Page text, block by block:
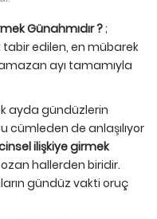
Günahmıdır ?;
tabir edilen, en mübarek
ayı tamamıyla
ayda gündüzlerin
cümleden de anlaşılıyor
ilişkiye girmek
hallerden biridir.
gündüz vakti oruç